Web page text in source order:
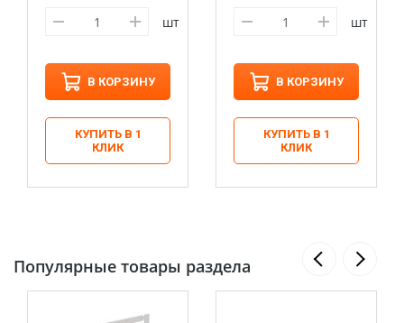
шт
В КОРЗИНУ
КУПИТЬ В 1
КЛИК
шт
В КОРЗИНУ
КУПИТЬ В 1
КЛИК
Популярные товары раздела